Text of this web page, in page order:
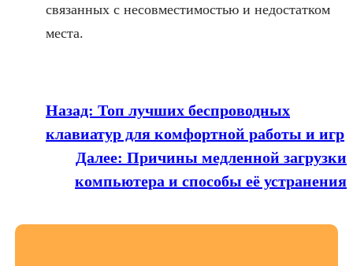
связанных с несовместимостью и недостатком
места.
Назад: Топ лучших беспроводных
клавиатур для комфортной работы и игр
Далее: Причины медленной загрузки
компьютера и способы её устранения